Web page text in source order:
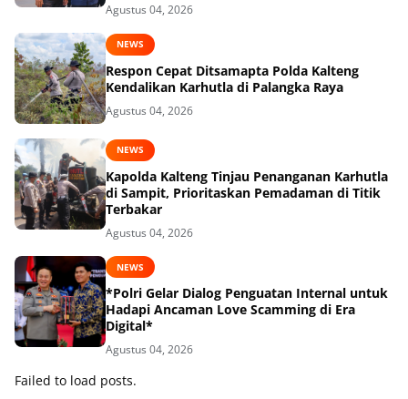
Agustus 04, 2026
NEWS
Respon Cepat Ditsamapta Polda Kalteng
Kendalikan Karhutla di Palangka Raya
Agustus 04, 2026
NEWS
Kapolda Kalteng Tinjau Penanganan Karhutla
di Sampit, Prioritaskan Pemadaman di Titik
Terbakar
Agustus 04, 2026
NEWS
*Polri Gelar Dialog Penguatan Internal untuk
Hadapi Ancaman Love Scamming di Era
Digital*
Agustus 04, 2026
Failed to load posts.